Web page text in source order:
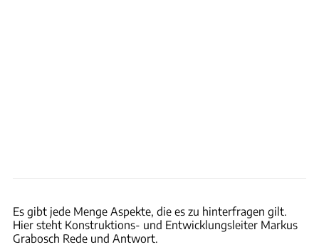
Es gibt jede Menge Aspekte, die es zu hinterfragen gilt.
Hier steht Konstruktions- und Entwicklungsleiter Markus
Grabosch Rede und Antwort.